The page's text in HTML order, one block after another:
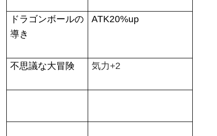
ドラゴンボールの
導き
ATK20%up
不思議な大冒険 気力+2